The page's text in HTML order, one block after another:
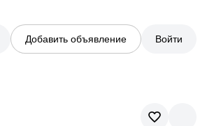
Добавить объявление Войти